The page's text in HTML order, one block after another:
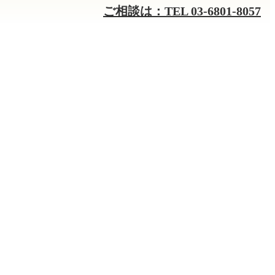
ご相談は：TEL 03-6801-8057